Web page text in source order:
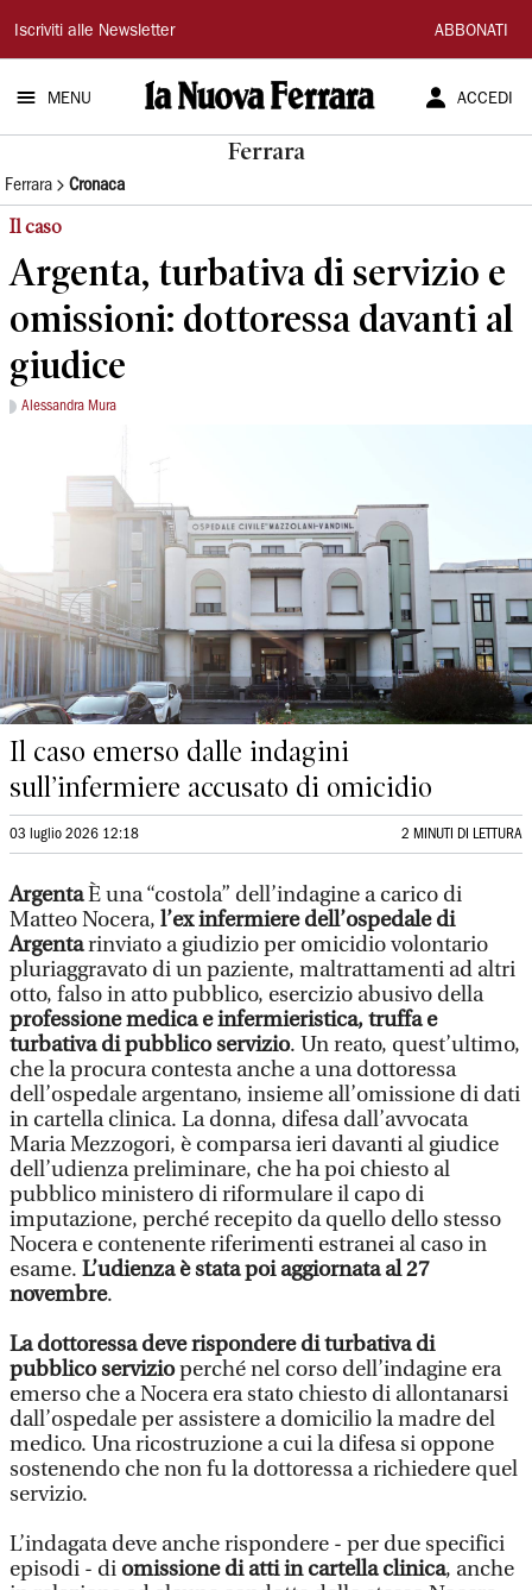
La
Nuova
Ferrara
Iscriviti alle Newsletter ABBONATI
MENU ACCEDI
Ferrara
Ferrara Cronaca
Il caso
Argenta, turbativa di servizio e
omissioni: dottoressa davanti al
giudice
Alessandra Mura
Il caso emerso dalle indagini
sull’infermiere accusato di omicidio
03 luglio 2026 12:18 2 MINUTI DI LETTURA
ArgentaÈ una “costola” dell’indagine a carico di
Matteo Nocera, l’ex infermiere dell’ospedale di
Argentarinviato a giudizio per omicidio volontario
pluriaggravato di un paziente, maltrattamenti ad altri
otto, falso in atto pubblico, esercizio abusivo della
professione medica e infermieristica, truffa e
turbativa di pubblico servizio. Un reato, quest’ultimo,
che la procura contesta anche a una dottoressa
dell’ospedale argentano, insieme all’omissione di dati
in cartella clinica. La donna, difesa dall’avvocata
Maria Mezzogori, è comparsa ieri davanti al giudice
dell’udienza preliminare, che ha poi chiesto al
pubblico ministero di riformulare il capo di
imputazione, perché recepito da quello dello stesso
Nocera e contenente riferimenti estranei al caso in
esame. L’udienza è stata poi aggiornata al 27
novembre.
La dottoressa deve rispondere di turbativa di
pubblico servizioperché nel corso dell’indagine era
emerso che a Nocera era stato chiesto di allontanarsi
dall’ospedale per assistere a domicilio la madre del
medico. Una ricostruzione a cui la difesa si oppone
sostenendo che non fu la dottoressa a richiedere quel
servizio.
L’indagata deve anche rispondere - per due specifici
episodi - di omissione di atti in cartella clinica, anche